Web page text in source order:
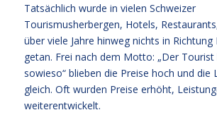
Tatsächlich wurde in vielen Schweizer
Tourismusherbergen, Hotels,
über viele Jahre hinweg nichts in
getan. Frei nach dem Motto: „Der
sowieso“ blieben die Preise hoch und die
gleich. Oft wurden Preise erhöht,
weiterentwickelt.